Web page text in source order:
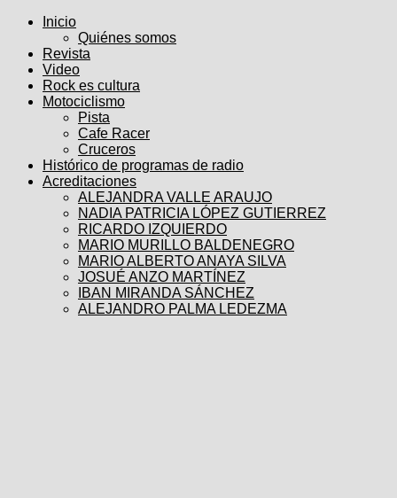
Inicio
Quiénes somos
Revista
Video
Rock es cultura
Motociclismo
Pista
Cafe Racer
Cruceros
Histórico de programas de radio
Acreditaciones
ALEJANDRA VALLE ARAUJO
NADIA PATRICIA LÓPEZ GUTIERREZ
RICARDO IZQUIERDO
MARIO MURILLO BALDENEGRO
MARIO ALBERTO ANAYA SILVA
JOSUÉ ANZO MARTÍNEZ
IBAN MIRANDA SÁNCHEZ
ALEJANDRO PALMA LEDEZMA